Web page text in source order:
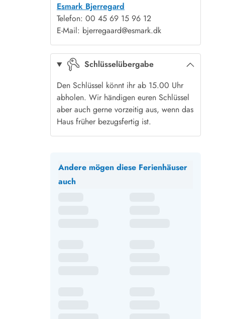
Esmark Bjerregard
Telefon: 00 45 69 15 96 12
E-Mail: bjerregaard@esmark.dk
Schlüsselübergabe
Den Schlüssel könnt ihr ab 15.00 Uhr
abholen. Wir händigen euren Schlüssel
aber auch gerne vorzeitig aus, wenn das
Haus früher bezugsfertig ist.
Andere mögen diese Ferienhäuser
auch